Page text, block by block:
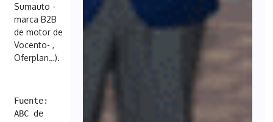
Sumauto -
marca B2B
de motor de
Vocento- ,
Oferplan…).
Fuente:
ABC de